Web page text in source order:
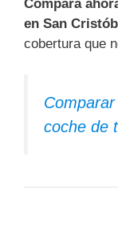
Compara
en San
cobertura que
coche de